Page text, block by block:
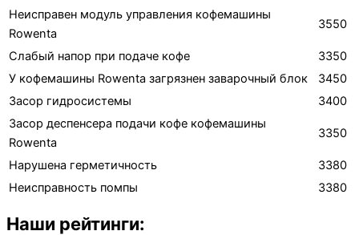
Неисправен модуль управления кофемашины
Rowenta
3550
Слабый напор при подаче кофе
3350
У кофемашины Rowenta загрязнен заварочный блок
3450
Засор гидросистемы
3400
Засор деспенсера подачи кофе кофемашины
Rowenta
3350
Нарушена герметичность
3380
Неисправность помпы
3380
Наши рейтинги: